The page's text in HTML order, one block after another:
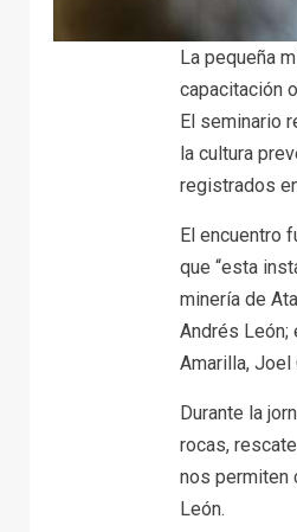
La pequeña
capacitación
El seminario
la cultura
registrados
El encuentro
que “esta
minería de
Andrés León;
Amarilla, Joel
Durante la
rocas,
nos permiten
León.